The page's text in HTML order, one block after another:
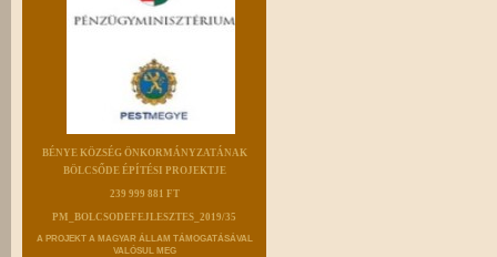
BÉNYE KÖZSÉG ÖNKORMÁNYZATÁNAK
BÖLCSŐDE ÉPÍTÉSI PROJEKTJE
239 999 881 FT
PM_BOLCSODEFEJLESZTES_2019/35
A PROJEKT A MAGYAR ÁLLAM TÁMOGATÁSÁVAL
VALÓSUL MEG